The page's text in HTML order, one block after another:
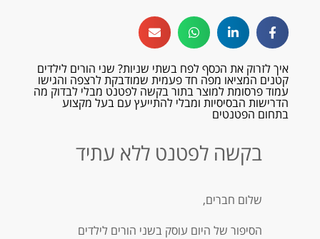
איך לזרוק את הכסף לפח בשתי שניות? שני הורים לילדים
קטנים המציאו מפה חד פעמית שמודבקת לרצפה והגישו
עמוד פרסומת למוצר בתור בקשה לפטנט מבלי לבדוק מה
הדרישות הבסיסיות ומבלי להתייעץ עם בעל מקצוע
בתחום הפטנטים
בקשה לפטנט ללא עתיד
שלום חברים,
הסיפור של היום עוסק בשני הורים לילדים